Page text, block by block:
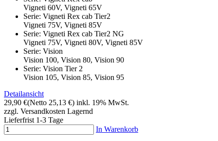
Vigneti 60V, Vigneti 65V
Serie: Vigneti Rex cab Tier2
Vigneti 75V, Vigneti 85V
Serie: Vigneti Rex cab Tier2 NG
Vigneti 75V, Vigneti 80V, Vigneti 85V
Serie: Vision
Vision 100, Vision 80, Vision 90
Serie: Vision Tier 2
Vision 105, Vision 85, Vision 95
Detailansicht
29,90 €(Netto 25,13 €) inkl. 19% MwSt.
zzgl. Versandkosten Lagernd
Lieferfrist 1-3 Tage
In Warenkorb